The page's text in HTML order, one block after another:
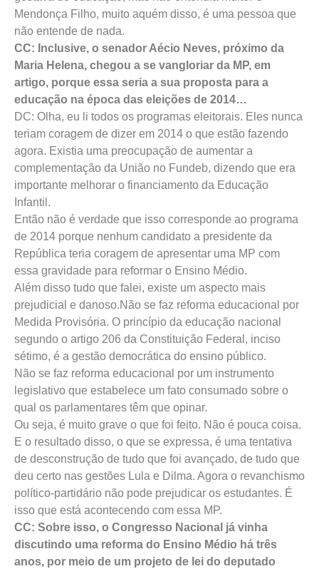
Mendonça Filho, muito aquém disso, é uma pessoa que
não entende de nada.
CC: Inclusive, o senador Aécio Neves, próximo da
Maria Helena, chegou a se vangloriar da MP, em
artigo, porque essa seria a sua proposta para a
educação na época das eleições de 2014…
DC: Olha, eu li todos os programas eleitorais. Eles nunca
teriam coragem de dizer em 2014 o que estão fazendo
agora. Existia uma preocupação de aumentar a
complementação da União no Fundeb, dizendo que era
importante melhorar o financiamento da Educação
Infantil.
Então não é verdade que isso corresponde ao programa
de 2014 porque nenhum candidato a presidente da
República teria coragem de apresentar uma MP com
essa gravidade para reformar o Ensino Médio.
Além disso tudo que falei, existe um aspecto mais
prejudicial e danoso.Não se faz reforma educacional por
Medida Provisória. O princípio da educação nacional
segundo o artigo 206 da Constituição Federal, inciso
sétimo, é a gestão democrática do ensino público.
Não se faz reforma educacional por um instrumento
legislativo que estabelece um fato consumado sobre o
qual os parlamentares têm que opinar.
Ou seja, é muito grave o que foi feito. Não é pouca coisa.
E o resultado disso, o que se expressa, é uma tentativa
de desconstrução de tudo que foi avançado, de tudo que
deu certo nas gestões Lula e Dilma. Agora o revanchismo
político-partidário não pode prejudicar os estudantes. É
isso que está acontecendo com essa MP.
CC: Sobre isso, o Congresso Nacional já vinha
discutindo uma reforma do Ensino Médio há três
anos, por meio de um projeto de lei do deputado